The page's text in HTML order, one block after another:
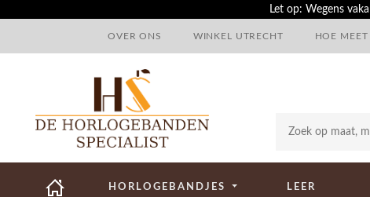
Let op: Wegens
OVER ONS WINKEL UTRECHT HOE
HORLOGEBANDJES LEER